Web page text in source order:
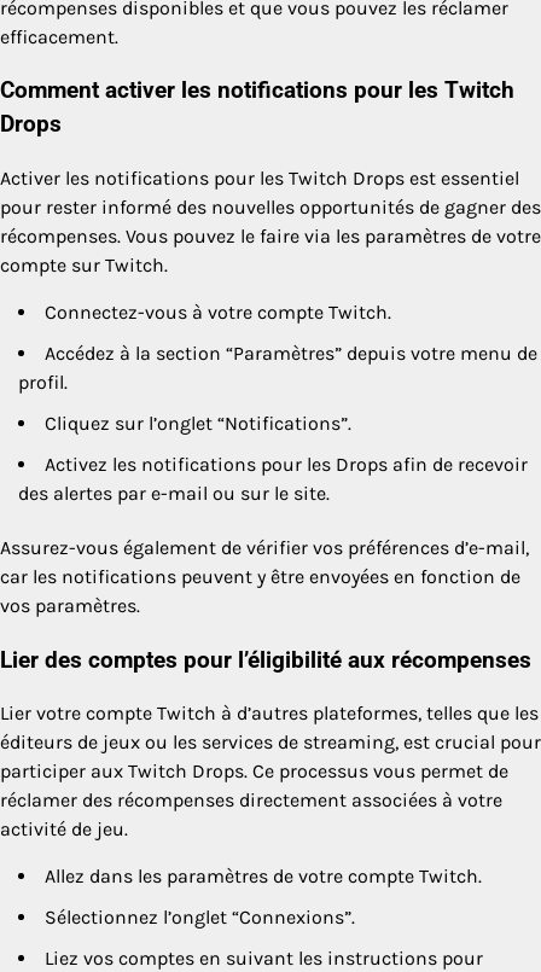
récompenses disponibles et que vous pouvez les réclamer
efficacement.
Comment activer les notifications pour les Twitch
Drops
Activer les notifications pour les Twitch Drops est essentiel
pour rester informé des nouvelles opportunités de gagner des
récompenses. Vous pouvez le faire via les paramètres de votre
compte sur Twitch.
Connectez-vous à votre compte Twitch.
Accédez à la section “Paramètres” depuis votre menu de
profil.
Cliquez sur l’onglet “Notifications”.
Activez les notifications pour les Drops afin de recevoir
des alertes par e-mail ou sur le site.
Assurez-vous également de vérifier vos préférences d’e-mail,
car les notifications peuvent y être envoyées en fonction de
vos paramètres.
Lier des comptes pour l’éligibilité aux récompenses
Lier votre compte Twitch à d’autres plateformes, telles que les
éditeurs de jeux ou les services de streaming, est crucial pour
participer aux Twitch Drops. Ce processus vous permet de
réclamer des récompenses directement associées à votre
activité de jeu.
Allez dans les paramètres de votre compte Twitch.
Sélectionnez l’onglet “Connexions”.
Liez vos comptes en suivant les instructions pour